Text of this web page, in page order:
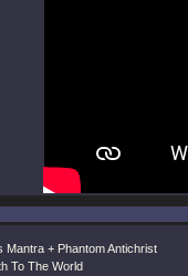
Mantra + Phantom Antichrist
To The World